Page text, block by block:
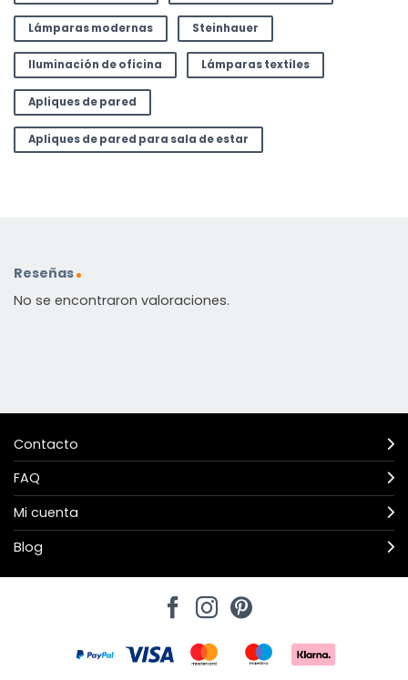
Lámparas modernas Steinhauer
Iluminación de oficina Lámparas textiles
Apliques de pared
Apliques de pared para sala de estar
Reseñas
No se encontraron valoraciones.
Contacto
FAQ
Mi cuenta
Blog